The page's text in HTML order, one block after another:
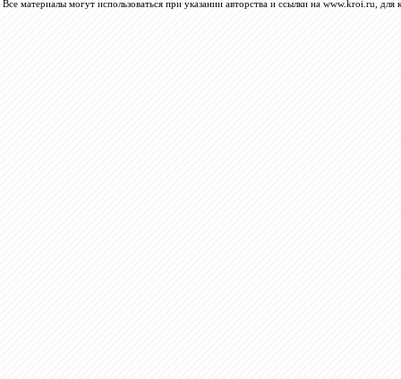
Все материалы могут использоваться при указании авторства и ссылки на www.kroi.ru, для